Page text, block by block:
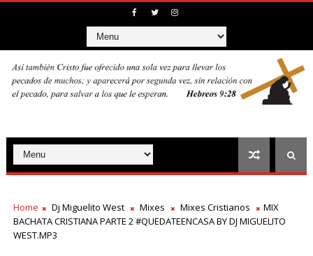
Home Dj Miguelito West Mixes Mixes Cristianos
MIX
BACHATA CRISTIANA PARTE 2 #QUEDATEENCASA BY DJ MIGUELITO
WEST.MP3